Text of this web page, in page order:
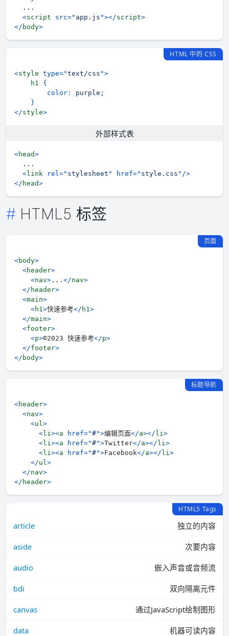
<script src=" app.js "></script>
</ body>
HTML 中的 CSS
<style type="text/css ">
h1
{
color : purple ;
}
</style>
外部样式表
<head>
<link rel =" stylesheet " href=" style.css " />
</ head>
HTML5 标签
页面
<body>
<header>
<nav> ... </nav>
</ header>
<main>
<h1 >快速参考</ h1 >
</main>
<footer>
<p>©2023 快速参考</p>
</footer>
</ body>
标题导航
<header>
<nav>
<ul >
<li ><a href="#">编辑页面</a></ li >
<li ><a href="#">Twitter</a></ li >
<li ><a href="#">Facebook</a></ li >
</ul >
</nav>
</ header>
HTML5 Tags
article 独立的内容
aside 次要内容
audio 嵌入声音或音频流
bdi 双向隔离元件
canvas 通过JavaScript绘制图形
data 机器可读内容